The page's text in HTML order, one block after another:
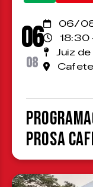
06
08
06/
18:30
Juiz
Prosa